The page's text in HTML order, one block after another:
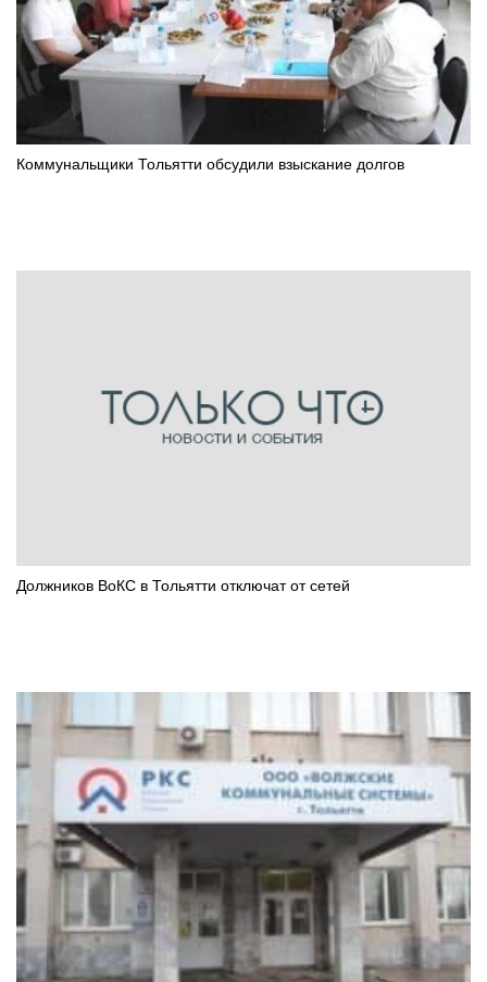
Коммунальщики Тольятти обсудили взыскание долгов
Должников ВоКС в Тольятти отключат от сетей